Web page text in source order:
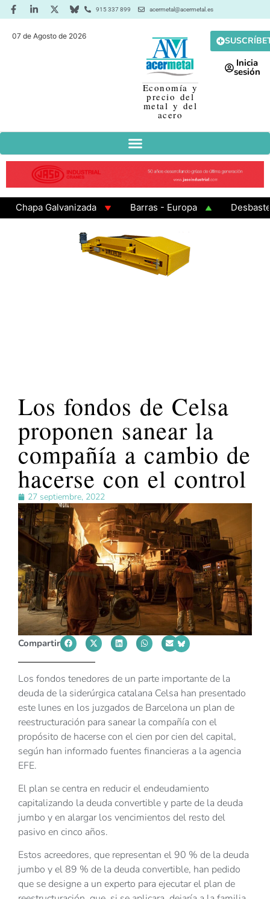
915 337 899 acermetal@acermetal.es
07 de Agosto de 2026
Economía y
precio del
metal y del
acero
Inicia
sesión
Galvanizada Barras - Europa
Desbaste -
Los fondos de Celsa
proponen sanear la
compañía a cambio de
hacerse con el control
27 septiembre, 2022
Compartir
Los fondos tenedores de un parte importante de la
deuda de la siderúrgica catalana Celsa han presentado
este lunes en los juzgados de Barcelona un plan de
reestructuración para sanear la compañía con el
propósito de hacerse con el cien por cien del capital,
según han informado fuentes financieras a la agencia
EFE.
El plan se centra en reducir el endeudamiento
capitalizando la deuda convertible y parte de la deuda
jumbo y en alargar los vencimientos del resto del
pasivo en cinco años.
Estos acreedores, que representan el 90 % de la deuda
jumbo y el 89 % de la deuda convertible, han pedido
que se designe a un experto para ejecutar el plan de